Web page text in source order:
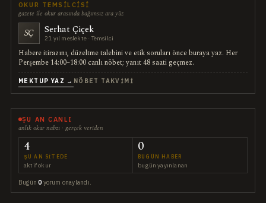
OKUR TEMSILCISI
gazete ile okur arasında bağımsız ara yüz
SÇ Serhat Çiçek
21 yıl meslekte · Temsilci
Habere itirazını, düzeltme talebini ve etik soruları önce buraya yaz. Her
Perşembe 14:00–18:00 canlı nöbet; yanıt 48 saati geçmez.
MEKTUP YAZ → NÖBET TAKVIMI
ŞU AN CANLI
anlık okur nabzı · gerçek veriden
4
ŞU AN SITEDE
aktif okur
0
BUGÜN HABER
bugün yayınlanan
Bugün0 yorum onaylandı.